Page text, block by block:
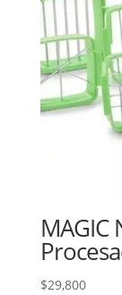
MAGIC
$29,800